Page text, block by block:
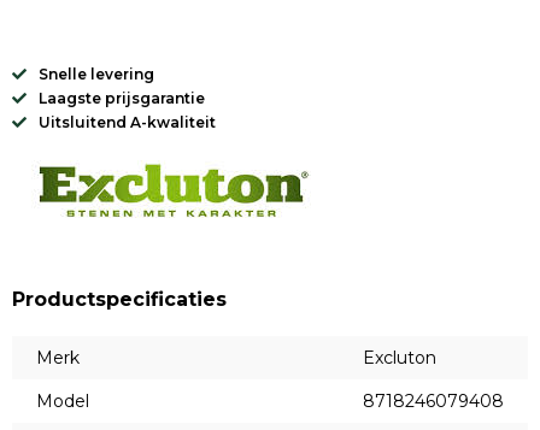
Snelle levering
Laagste prijsgarantie
Uitsluitend A-kwaliteit
Productspecificaties
Merk
Excluton
Model
8718246079408